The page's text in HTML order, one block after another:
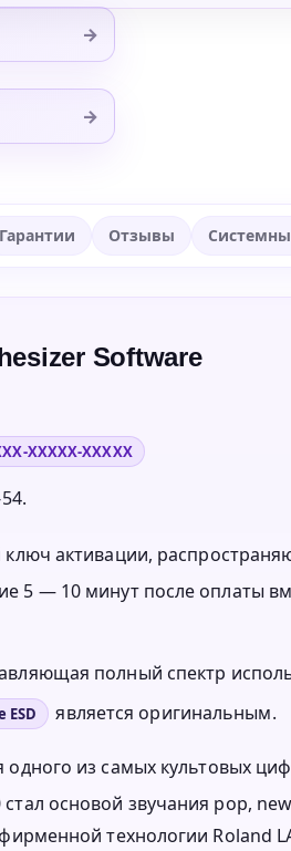
→
→
Гарантии Отзывы
Software
XXXXX-XXXXX
активации,
5 — 10 минут после оплаты
полный спектр
является оригинальным.
из самых культовых
основой звучания pop,
технологии Roland